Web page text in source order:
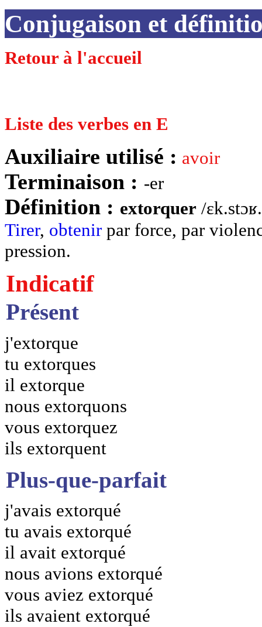
Conjugaison et
Retour à l'accueil
Liste des verbes en E
Auxiliaire utilisé : avoir
Terminaison : -er
Définition : extorquer /
Tirer, obtenir par force, par
pression.
Indicatif
Présent
j'extorque
tu extorques
il extorque
nous extorquons
vous extorquez
ils extorquent
Plus-que-parfait
j'avais extorqué
tu avais extorqué
il avait extorqué
nous avions extorqué
vous aviez extorqué
ils avaient extorqué